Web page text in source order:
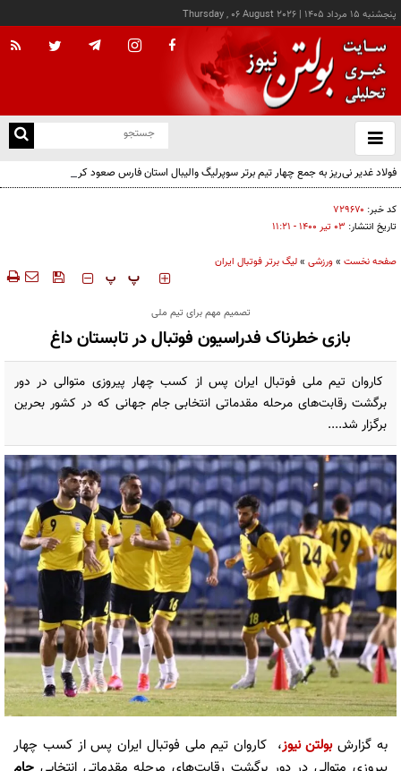
پنجشنبه ۱۵ مرداد ۱۴۰۵ |
Thursday , 06 August 2026
باز
و
فولاد غدیر نی‌ریز به جمع چهار تیم برتر سوپرلیگ والیبال استان فارس صعود کرد
کد خبر: ۷۲۹۶۷۰
تاریخ انتشار: ۰۳ تير ۱۴۰۰ - ۱۱:۲۱
صفحه نخست »ورزشی »لیگ برتر فوتبال ایران
‍‍‍ پ پ
تصمیم مهم برای تیم ملی
بازی خطرناک فدراسیون فوتبال در تابستان داغ
کاروان تیم ملی فوتبال ایران پس از کسب چهار پیروزی متوالی در دور
برگشت رقابت‌های مرحله مقدماتی انتخابی جام جهانی که در کشور بحرین
برگزار شد....
به گزارشبولتن نیوز، کاروان تیم ملی فوتبال ایران پس از کسب چهار